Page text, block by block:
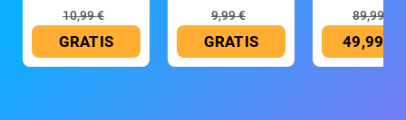
10,99 €
GRATIS
9,99 €
GRATIS
89,99 €
49,99 €